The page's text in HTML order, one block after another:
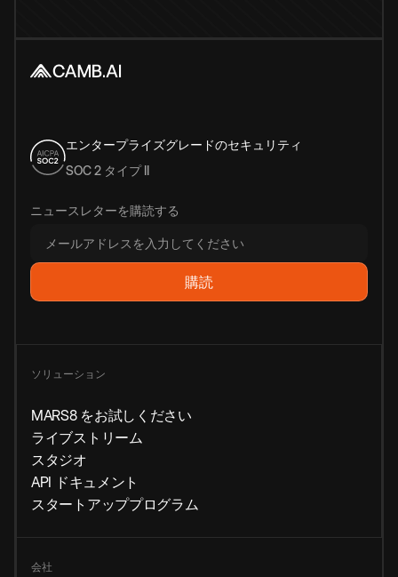
エンタープライズグレードのセキュリティ
SOC 2 タイプ II
ニュースレターを購読する
ソリューション
MARS8 をお試しください
ライブストリーム
スタジオ
API ドキュメント
スタートアッププログラム
会社